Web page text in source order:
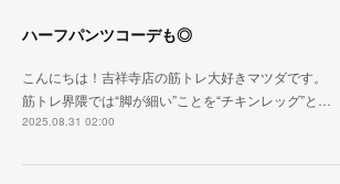
ハーフパンツコーデも◎
こんにちは！吉祥寺店の筋トレ大好きマツダです。
筋トレ界隈では“脚が細い”ことを“チキンレッグ”と…
2025.08.31 02:00